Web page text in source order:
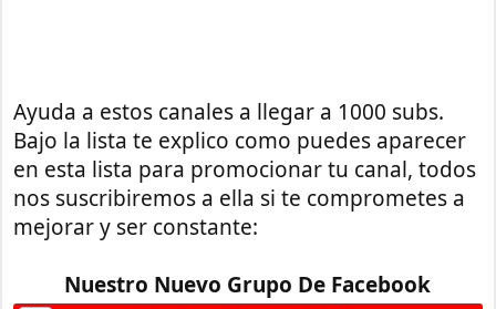
Ayuda a estos canales a llegar a 1000 subs.
Bajo la lista te explico como puedes aparecer
en esta lista para promocionar tu canal, todos
nos suscribiremos a ella si te comprometes a
mejorar y ser constante:
Nuestro Nuevo Grupo De Facebook